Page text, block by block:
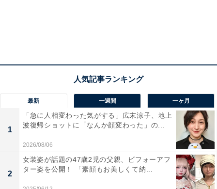
最新 一週間 一ヶ月
1
「急に人相変わった気がする」広末涼子、地上
波復帰ショットに「なんか顔変わった」の...
2026/08/06
2
女装姿が話題の47歳2児の父親、ビフォーアフ
ター姿を公開！ 「素顔もお美しくて納...